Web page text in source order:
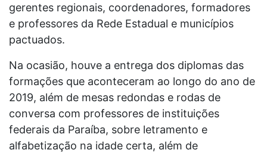
gerentes regionais, coordenadores, formadores
e professores da Rede Estadual e municípios
pactuados.
Na ocasião, houve a entrega dos diplomas das
formações que aconteceram ao longo do ano de
2019, além de mesas redondas e rodas de
conversa com professores de instituições
federais da Paraíba, sobre letramento e
alfabetização na idade certa, além de